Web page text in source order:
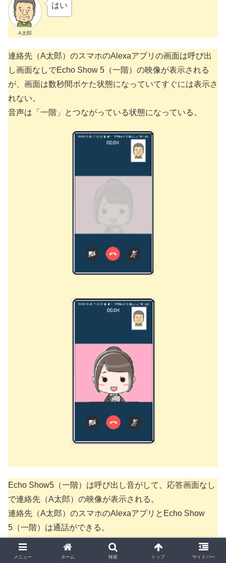
A太郎
はい
連絡先（A太郎）のスマホのAlexaアプリの画面は呼び出
し画面なしでEcho Show 5（一階）の映像が表示される
が、画面は数秒間ボケた状態になっていてすぐには表示さ
れない。
音声は「一階」とつながっている状態になっている。
Echo Show5（一階）は呼び出し音がして、応答画面なし
で連絡先（A太郎）の映像が表示される。
連絡先（A太郎）のスマホのAlexaアプリとEcho Show
5（一階）は通話ができる。
メニュー ホーム 検索 トップ サイドバー